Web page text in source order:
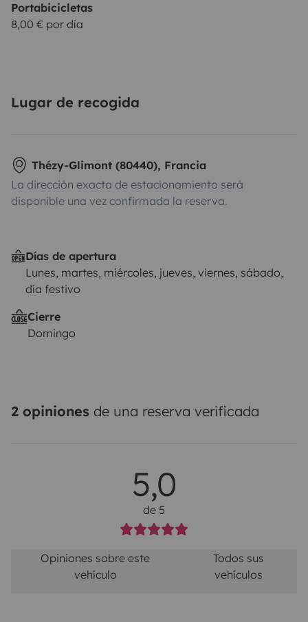
Portabicicletas
8,00 € por día
Lugar de recogida
Thézy-Glimont (80440), Francia
La dirección exacta de estacionamiento será
disponible una vez confirmada la reserva.
Días de apertura
Lunes, martes, miércoles, jueves, viernes, sábado,
día festivo
Cierre
Domingo
2 opiniones de una reserva verificada
5,0
de 5
Opiniones sobre este
vehículo
Todos sus
vehículos